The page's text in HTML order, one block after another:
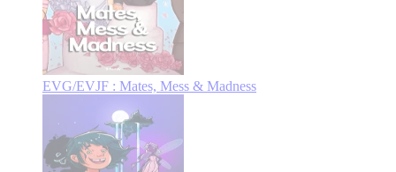
EVG/EVJF : Mates, Mess & Madness